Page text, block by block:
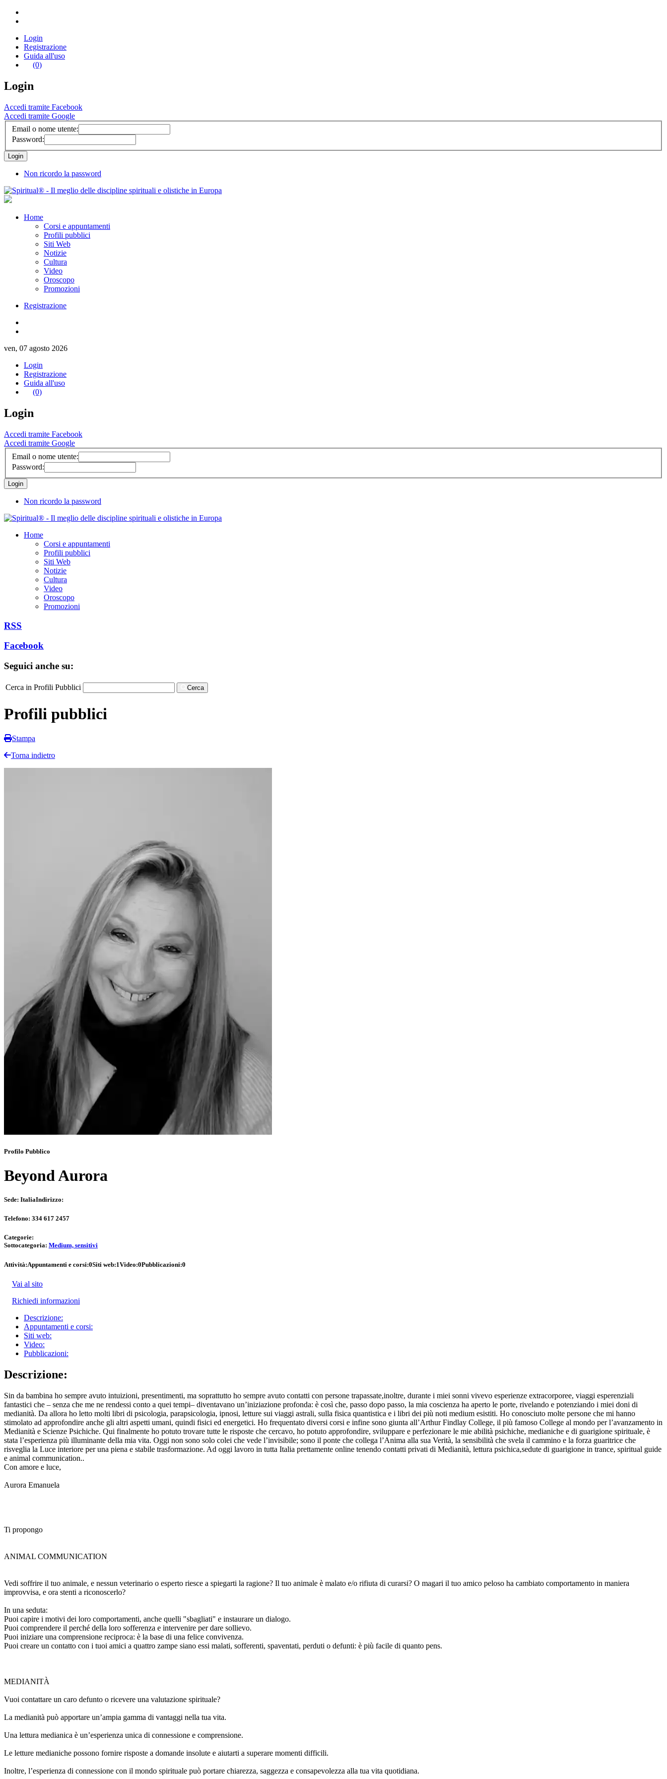
Login
Registrazione
Guida all'uso
(0)
Login
Accedi tramite Facebook
Accedi tramite Google
Email o nome utente:
Password:
Non ricordo la password
Home
Corsi e appuntamenti
Profili pubblici
Siti Web
Notizie
Cultura
Video
Oroscopo
Promozioni
Registrazione
ven, 07 agosto 2026
Login
Registrazione
Guida all'uso
(0)
Login
Accedi tramite Facebook
Accedi tramite Google
Email o nome utente:
Password:
Non ricordo la password
Home
Corsi e appuntamenti
Profili pubblici
Siti Web
Notizie
Cultura
Video
Oroscopo
Promozioni
RSS
Facebook
Seguici anche su:
Cerca in Profili Pubblici Cerca
Profili pubblici
Stampa
Torna indietro
Profilo Pubblico
Beyond Aurora
Sede: ItaliaIndirizzo:
Telefono: 334 617 2457
Categorie:
Sottocategoria: Medium, sensitivi
Attività:Appuntamenti e corsi:0Siti web:1Video:0Pubblicazioni:0
Vai al sito
Richiedi informazioni
Descrizione:
Appuntamenti e corsi:
Siti web:
Video:
Pubblicazioni:
Descrizione:
Sin da bambina ho sempre avuto intuizioni, presentimenti, ma soprattutto ho sempre avuto contatti con persone trapassate,inoltre, durante i miei sonni vivevo esperienze extracorporee, viaggi esperenziali
fantastici che – senza che me ne rendessi conto a quei tempi– diventavano un’iniziazione profonda: è così che, passo dopo passo, la mia coscienza ha aperto le porte, rivelando e potenziando i miei doni di
medianità. Da allora ho letto molti libri di psicologia, parapsicologia, ipnosi, letture sui viaggi astrali, sulla fisica quantistica e i libri dei più noti medium esistiti. Ho conosciuto molte persone che mi hanno
stimolato ad approfondire anche gli altri aspetti umani, quindi fisici ed energetici. Ho frequentato diversi corsi e infine sono giunta all’Arthur Findlay College, il più famoso College al mondo per l’avanzamento in
Medianità e Scienze Psichiche. Qui finalmente ho potuto trovare tutte le risposte che cercavo, ho potuto approfondire, sviluppare e perfezionare le mie abilità psichiche, medianiche e di guarigione spirituale, è
stata l’esperienza più illuminante della mia vita. Oggi non sono solo colei che vede l’invisibile; sono il ponte che collega l’Anima alla sua Verità, la sensibilità che svela il cammino e la forza guaritrice che
risveglia la Luce interiore per una piena e stabile trasformazione. Ad oggi lavoro in tutta Italia prettamente online tenendo contatti privati di Medianità, lettura psichica,sedute di guarigione in trance, spiritual guide
e animal communication..
Con amore e luce,
Aurora Emanuela
Ti propongo
ANIMAL COMMUNICATION
Vedi soffrire il tuo animale, e nessun veterinario o esperto riesce a spiegarti la ragione? Il tuo animale è malato e/o rifiuta di curarsi? O magari il tuo amico peloso ha cambiato comportamento in maniera
improvvisa, e ora stenti a riconoscerlo?
In una seduta:
Puoi capire i motivi dei loro comportamenti, anche quelli "sbagliati" e instaurare un dialogo.
Puoi comprendere il perché della loro sofferenza e intervenire per dare sollievo.
Puoi iniziare una comprensione reciproca: è la base di una felice convivenza.
Puoi creare un contatto con i tuoi amici a quattro zampe siano essi malati, sofferenti, spaventati, perduti o defunti: è più facile di quanto pens.
MEDIANITÀ
Vuoi contattare un caro defunto o ricevere una valutazione spirituale?
La medianità può apportare un’ampia gamma di vantaggi nella tua vita.
Una lettura medianica è un’esperienza unica di connessione e comprensione.
Le letture medianiche possono fornire risposte a domande insolute e aiutarti a superare momenti difficili.
Inoltre, l’esperienza di connessione con il mondo spirituale può portare chiarezza, saggezza e consapevolezza alla tua vita quotidiana.